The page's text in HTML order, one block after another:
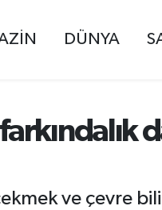
DÜNYA
ve çevre